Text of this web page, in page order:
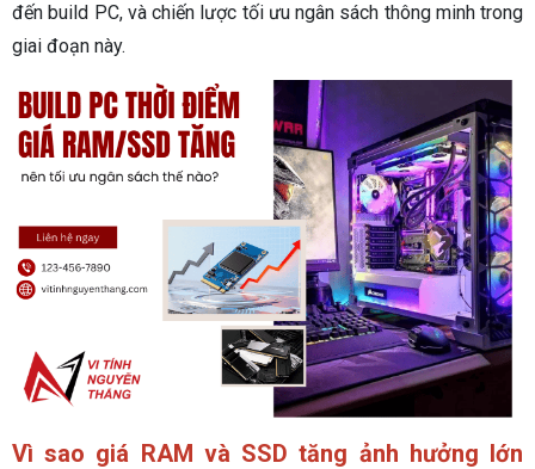
đến build PC, và chiến lược tối ưu ngân sách thông minh trong
giai đoạn này.
Vì sao giá RAM và SSD tăng ảnh hưởng lớn